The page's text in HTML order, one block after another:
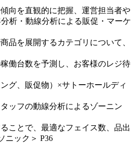
向を直観的に把握、運営担当者や
析・動線分析による販促・マーケ
品を展開するカテゴリについて、
働台数を予測し、お客様のレジ待
グ、販促物）×サトーホールディ
ッフの動線分析によるゾーニン
ことで、最適なフェイス数、品出
ニック＞ P36